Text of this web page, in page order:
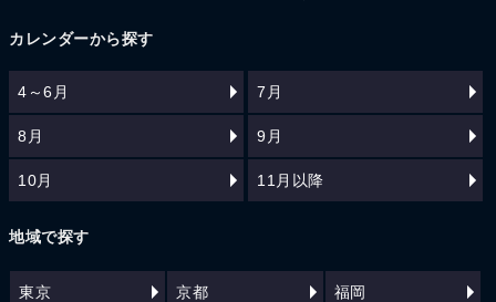
カレンダーから探す
4～6月 7月
8月 9月
10月 11月以降
地域で探す
東京 京都 福岡